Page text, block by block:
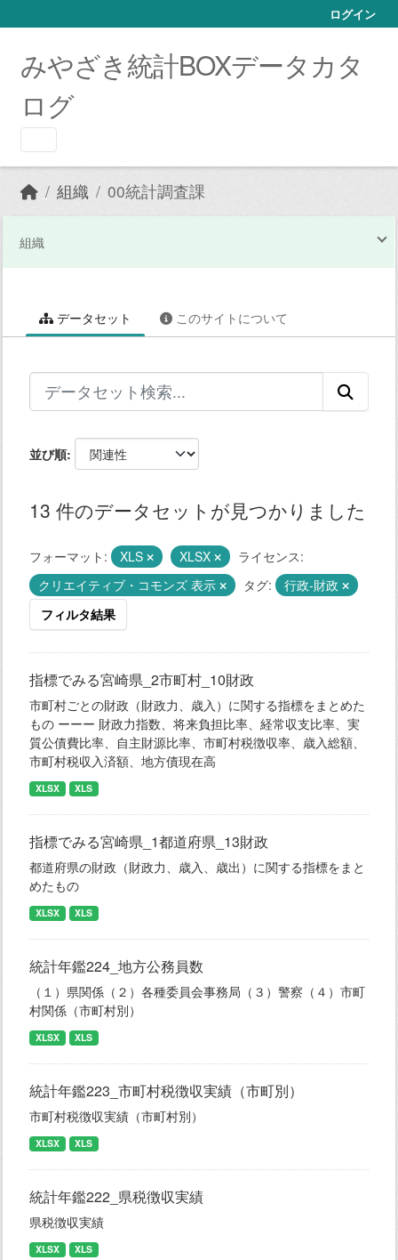
ログイン
みやざき統計BOXデータカタ
ログ
組織 00統計調査課
組織
データセット このサイトについて
並び順
13 件のデータセットが見つかりました
フォーマット: XLS XLSX
ライセンス:
クリエイティブ・コモンズ 表示
タグ:
行政-財政
フィルタ結果
指標でみる宮崎県_2市町村_10財政
市町村ごとの財政（財政力、歳入）に関する指標をまとめた
もの ーーー 財政力指数、将来負担比率、経常収支比率、実
質公債費比率、自主財源比率、市町村税徴収率、歳入総額、
市町村税収入済額、地方債現在高
XLSX XLS
指標でみる宮崎県_1都道府県_13財政
都道府県の財政（財政力、歳入、歳出）に関する指標をまと
めたもの
XLSX XLS
統計年鑑224_地方公務員数
（１）県関係（２）各種委員会事務局（３）警察（４）市町
村関係（市町村別）
XLSX XLS
統計年鑑223_市町村税徴収実績（市町別）
市町村税徴収実績（市町村別）
XLSX XLS
統計年鑑222_県税徴収実績
県税徴収実績
XLSX XLS